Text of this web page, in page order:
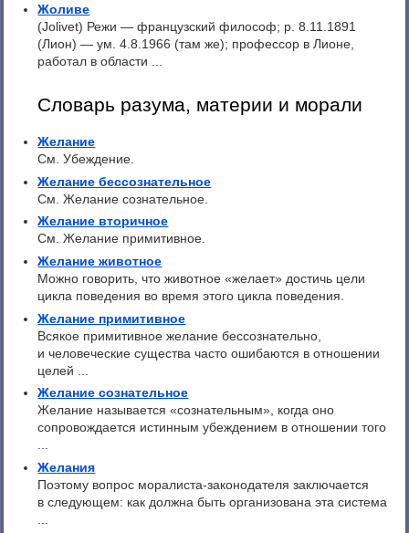
Жоливе
(Jolivet) Режи — французский философ; p. 8.11.1891
(Лион) — ум. 4.8.1966 (там же); профессор в Лионе,
работал в области ...
Словарь разума, материи и морали
Желание
См. Убеждение.
Желание бессознательное
См. Желание сознательное.
Желание вторичное
См. Желание примитивное.
Желание животное
Можно говорить, что животное «желает» достичь цели
цикла поведения во время этого цикла поведения.
Желание примитивное
Всякое примитивное желание бессознательно,
и человеческие существа часто ошибаются в отношении
целей ...
Желание сознательное
Желание называется «сознательным», когда оно
сопровождается истинным убеждением в отношении того
...
Желания
Поэтому вопрос моралиста-законодателя заключается
в следующем: как должна быть организована эта система